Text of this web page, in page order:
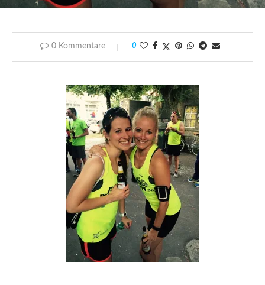
0 Kommentare 0